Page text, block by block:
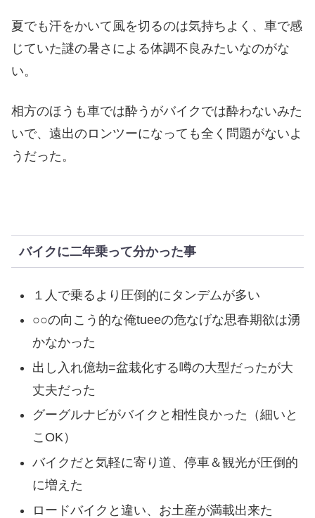
夏でも汗をかいて風を切るのは気持ちよく、車で感
じていた謎の暑さによる体調不良みたいなのがな
い。
相方のほうも車では酔うがバイクでは酔わないみた
いで、遠出のロンツーになっても全く問題がないよ
うだった。
バイクに二年乗って分かった事
１人で乗るより圧倒的にタンデムが多い
○○の向こう的な俺tueeの危なげな思春期欲は湧
かなかった
出し入れ億劫=盆栽化する噂の大型だったが大
丈夫だった
グーグルナビがバイクと相性良かった（細いと
こOK）
バイクだと気軽に寄り道、停車＆観光が圧倒的
に増えた
ロードバイクと違い、お土産が満載出来た